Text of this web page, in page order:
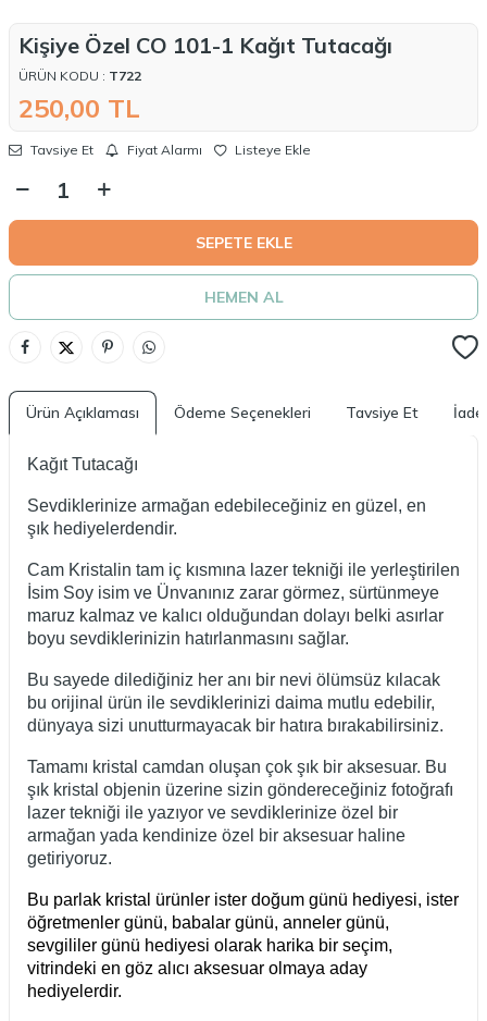
Kişiye Özel CO 101-1 Kağıt Tutacağı
ÜRÜN KODU : T722
250,00 TL
Tavsiye Et Fiyat Alarmı Listeye Ekle
SEPETE EKLE
HEMEN AL
Ürün Açıklaması Ödeme Seçenekleri Tavsiye Et İade
Kağıt Tutacağı
Sevdiklerinize armağan edebileceğiniz en güzel, en
şık hediyelerdendir.
Cam Kristalin tam iç kısmına lazer tekniği ile yerleştirilen
İsim Soy isim ve Ünvanınız zarar görmez, sürtünmeye
maruz kalmaz ve kalıcı olduğundan dolayı belki asırlar
boyu sevdiklerinizin hatırlanmasını sağlar.
Bu sayede dilediğiniz her anı bir nevi ölümsüz kılacak
bu orijinal ürün ile sevdiklerinizi daima mutlu edebilir,
dünyaya sizi unutturmayacak bir hatıra bırakabilirsiniz.
Tamamı kristal camdan oluşan çok şık bir aksesuar. Bu
şık kristal objenin üzerine sizin göndereceğiniz fotoğrafı
lazer tekniği ile yazıyor ve sevdiklerinize özel bir
armağan yada kendinize özel bir aksesuar haline
getiriyoruz.
Bu parlak kristal ürünler ister doğum günü hediyesi, ister
öğretmenler günü, babalar günü, anneler günü,
sevgililer günü hediyesi olarak harika bir seçim,
vitrindeki en göz alıcı aksesuar olmaya aday
hediyelerdir.